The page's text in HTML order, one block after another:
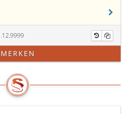
erfüllen.
eins
3
Organisationseinheiten
MERKEN